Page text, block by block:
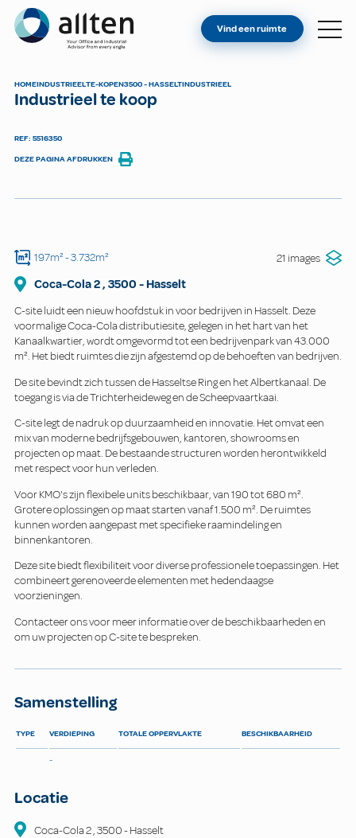
Allten
VIND EEN RUIMTE
CONTACT
Vind een ruimte
HOMEINDUSTRIEELTE-KOPEN3500 - HASSELTINDUSTRIEEL
Industrieel te koop
REF: 5516350
DEZE PAGINA AFDRUKKEN
197m²- 3.732m² 21 images
Coca-Cola2, 3500 -Hasselt
C-site luidt een nieuw hoofdstuk in voor bedrijven in Hasselt. Deze
voormalige Coca-Cola distributiesite, gelegen in het hart van het
Kanaalkwartier, wordt omgevormd tot een bedrijvenpark van 43.000
m². Het biedt ruimtes die zijn afgestemd op de behoeften van bedrijven.
De site bevindt zich tussen de Hasseltse Ring en het Albertkanaal. De
toegang is via de Trichterheideweg en de Scheepvaartkaai.
C-site legt de nadruk op duurzaamheid en innovatie. Het omvat een
mix van moderne bedrijfsgebouwen, kantoren, showrooms en
projecten op maat. De bestaande structuren worden herontwikkeld
met respect voor hun verleden.
Voor KMO's zijn flexibele units beschikbaar, van 190 tot 680 m².
Grotere oplossingen op maat starten vanaf 1.500 m². De ruimtes
kunnen worden aangepast met specifieke raamindeling en
binnenkantoren.
Deze site biedt flexibiliteit voor diverse professionele toepassingen. Het
combineert gerenoveerde elementen met hedendaagse
voorzieningen.
Contacteer ons voor meer informatie over de beschikbaarheden en
om uw projecten op C-site te bespreken.
Samenstelling
TYPE VERDIEPING TOTALE OPPERVLAKTE BESCHIKBAARHEID
-
Locatie
Coca-Cola2,3500-Hasselt